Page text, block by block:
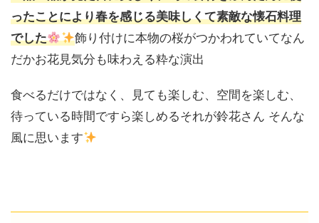
ったことにより春を感じる美味しくて素敵な懐石料理
でした
飾り付けに本物の桜がつかわれていてなん
だかお花見気分も味わえる粋な演出
食べるだけではなく、見ても楽しむ、空間を楽しむ、
待っている時間ですら楽しめるそれが鈴花さん そんな
風に思います